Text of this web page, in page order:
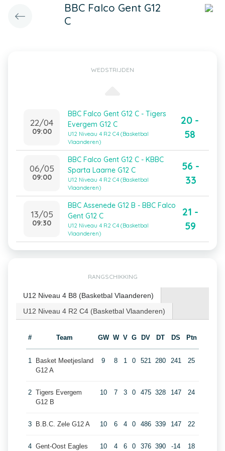
BBC Falco Gent G12
C
WEDSTRIJDEN
22/04
09:00
BBC Falco Gent G12 C - Tigers
Evergem G12 C
U12 Niveau 4 R2 C4 (Basketbal
Vlaanderen)
20 -
58
06/05
09:00
BBC Falco Gent G12 C - KBBC
Sparta Laarne G12 C
U12 Niveau 4 R2 C4 (Basketbal
Vlaanderen)
56 -
33
13/05
09:30
BBC Assenede G12 B - BBC Falco
Gent G12 C
U12 Niveau 4 R2 C4 (Basketbal
Vlaanderen)
21 -
59
RANGSCHIKKING
U12 Niveau 4 B8 (Basketbal Vlaanderen)
U12 Niveau 4 R2 C4 (Basketbal Vlaanderen)
# Team GW W V G DV DT DS Ptn
1
Basket Meetjesland
G12 A
9 8 1 0 521 280 241 25
2 Tigers Evergem
G12 B
10 7 3 0 475 328 147 24
3 B.B.C. Zele G12 A 10 6 4 0 486 339 147 22
4 Gent-Oost Eagles 10 4 6 0 376 390 -14 18